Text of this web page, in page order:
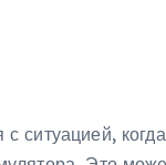
ситуацией,